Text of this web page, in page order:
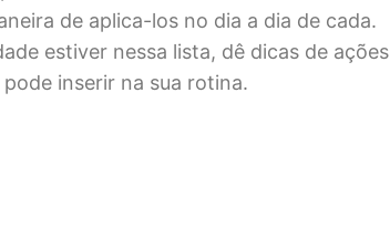
de aplica-los no dia a dia de cada.
estiver nessa lista, dê dicas de ações
inserir na sua rotina.